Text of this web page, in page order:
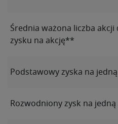
Średnia ważona liczba
zysku na akcję**
Podstawowy zyska na
Rozwodniony zysk na jedną